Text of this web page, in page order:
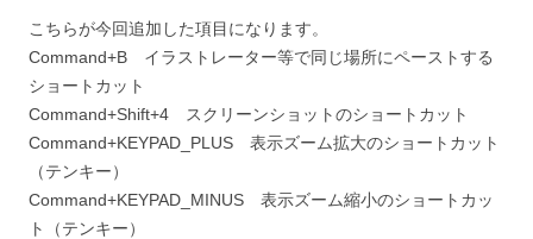
こちらが今回追加した項目になります。
Command+B イラストレーター等で同じ場所にペーストする
ショートカット
Command+Shift+4 スクリーンショットのショートカット
Command+KEYPAD_PLUS 表示ズーム拡大のショートカット
（テンキー）
Command+KEYPAD_MINUS 表示ズーム縮小のショートカッ
ト（テンキー）